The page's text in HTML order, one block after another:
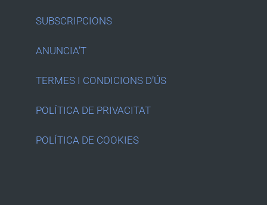
SUBSCRIPCIONS
ANUNCIA’T
TERMES I CONDICIONS D’ÚS
POLÍTICA DE PRIVACITAT
POLÍTICA DE COOKIES